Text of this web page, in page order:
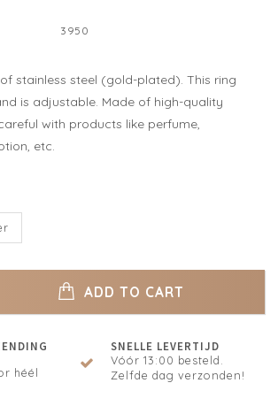
3950
stainless steel (gold-plated). This ring
is adjustable. Made of high-quality
with products like perfume,
etc.
ADD TO CART
héél
SNELLE LEVERTIJD
Vóór 13:00 besteld.
Zelfde dag verzonden!